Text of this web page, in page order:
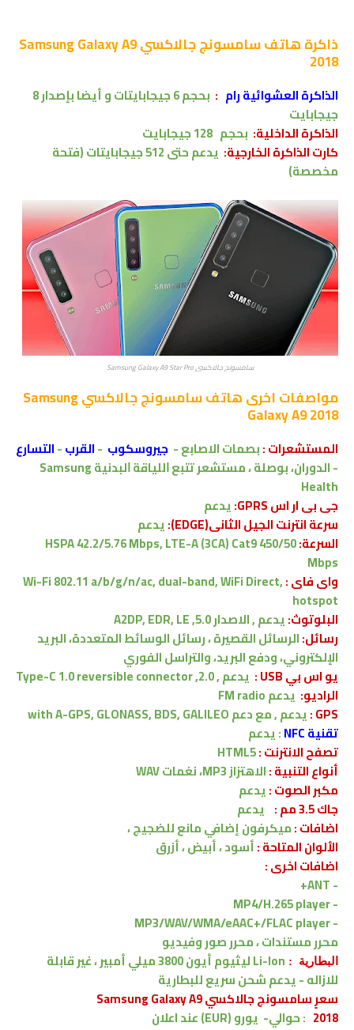
ذاكرة هاتف سامسونج جالاكسي Samsung Galaxy A9
2018
الذاكرة العشوائية رام : بحجم 6 جيجابايتات
و أيضا بإصدار 8
جيجابايت
الذاكرة الداخلية: بحجم
كارت الذاكرة الخارجية: يدعمحتى 512 جيجابايتات(فتحة
مخصصة)
سامسونج جالاكسي Samsung Galaxy A9 Star Pro
مواصفات اخرى هاتف سامسونج جالاكسي Samsung
Galaxy A9 2018
المستشعرات :بصمات الاصابع - جيروسكوب -القرب-التسارع
- الدوران، بوصلة،
ﻣﺴﺘﺸﻌﺮ ﺗﺘﺒﻊ ﺍﻟﻠﻴﺎﻗﺔ ﺍﻟﺒﺪﻧﻴﺔ Samsung
Health
جى بى ار اس GPRS:
يدعم
سرعة انترنت الجيل الثانى(EDGE):
يدعم
السرعة:HSPA 42.2/5.76 Mbps, LTE-A (3CA) Cat9 450/50
Mbps
واى فاى :Wi-Fi 802.11 a/b/g/n/ac, dual-band, WiFi Direct,
hotspot
البلوتوث:يدعم , الاصدار5.0, A2DP, EDR, LE
رسائل:الرسائل القصيرة ، رسائل الوسائط المتعددة، البريد
الإلكتروني، ودفع البريد، والتراسل الفوري
يو اس بي USB :
يدعم , 2.0, Type-C 1.0 reversible connector
الراديو: يدعم FM radio
GPS : يدعم , مع دعمwith A-GPS, GLONASS, BDS, GALILEO
تقنية NFC
:يدعم
تصفح الانترنت :HTML5
أنواع التنبية:الاهتزاز
مكبر الصوت :يدعم
جاك 3.5 مم :
يدعم
اضافات :ميكرفون إضافي مانع للضجيج ،
الألوان المتاحة :أسود ، أبيض ، أزرق
اضافات اخرى :
- ANT+
-
MP4/H.265 player
-
MP3/WAV/WMA/eAAC+/FLAC player
محرر مستندات ، محرر صور وفيديو
البطارية :
Li-Ion ليثيوم أيون 3800 ميلي أمبير ، غير قابلة
للازاله- يدعم شحن سريع للبطارية
سعرٍ
سامسونج جالاكسي Samsung Galaxy A9
2018
:حوالي- يورو (EUR) عند اعلان